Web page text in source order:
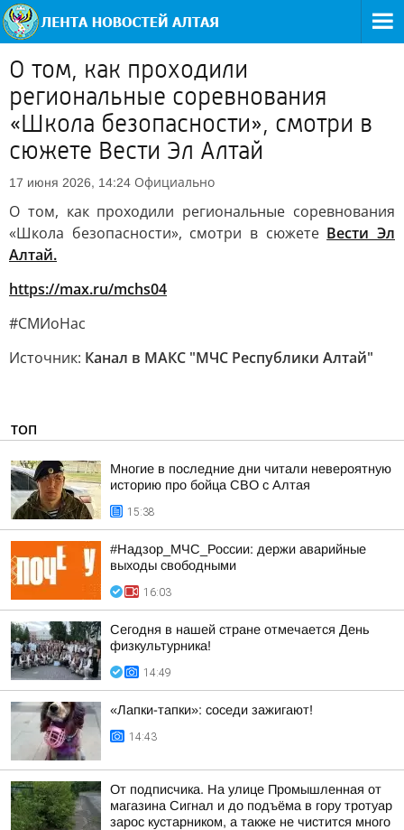
О том, как проходили
региональные соревнования
«Школа безопасности», смотри в
сюжете Вести Эл Алтай
17 июня 2026, 14:24 Официально
О том, как проходили региональные соревнования
«Школа безопасности», смотри в сюжете Вести Эл
Алтай.
https://max.ru/mchs04
#СМИоНас
Источник: Канал в МАКС "МЧС Республики Алтай"
ТОП
Многие в последние дни читали невероятную
историю про бойца СВО с Алтая
15:38
#Надзор_МЧС_России: держи аварийные
выходы свободными
16:03
Сегодня в нашей стране отмечается День
физкультурника!
14:49
«Лапки-тапки»: соседи зажигают!
14:43
От подписчика. На улице Промышленная от
магазина Сигнал и до подъёма в гору тротуар
зарос кустарником, а также не чистится много